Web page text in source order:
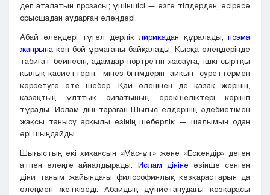
деп аталатын прозасы; үшіншісі — өзге тілдерден, әсіресе
орысшадан аударған өлеңдері.
Абай өлеңдері түгел дерлік лирикадан құралады, поэма
жанрына көп бой ұрмағаны байқалады. Қысқа өлеңдерінде
табиғат бейнесін, адамдар портретін жасауға, ішкі-сыртқы
қылық-қасиеттерін, мінез-бітімдерін айқын суреттермен
көрсетуге өте шебер. Қай өлеңінен де қазақ жерінің,
қазақтың ұлттық сипатының ерекшеліктері көрініп
тұрады. Ислам діні тараған Шығыс елдерінің әдебиетімен
жақсы танысу арқылы өзінің шеберлік — шалымын одан
әрі шыңдайды.
Шығыстың екі хикаясын «Масғұт» және «Ескендір» деген
атпен өлеңге айналдырады. Ислам дініне өзінше сенген
діни таным жайындағы философиялық көзқарастарын да
өлеңмен жеткізеді. Абайдың дүниетанудағы көзқарасы